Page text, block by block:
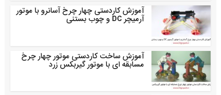
آموزش کاردستی چهار چرخ آسانرو با موتور
آرمیچر DC و چوب بستنی
آموزش ساخت کاردستی موتور چهار چرخ
مسابقه ای با موتور گیربکس زرد